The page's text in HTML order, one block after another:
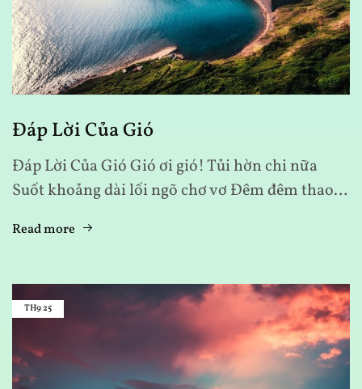
Đáp Lời Của Gió
Đáp Lời Của Gió Gió ơi gió! Tủi hờn chi nữa
Suốt khoảng dài lối ngõ chơ vơ Đêm đêm thao…
Read more
TH925